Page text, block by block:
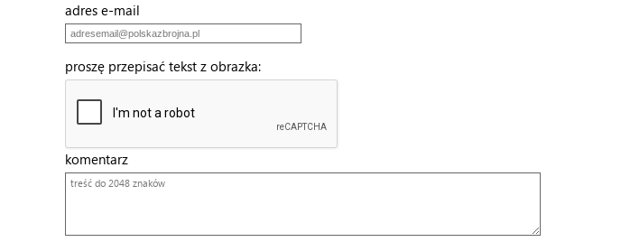
adres e-mail
proszę przepisać tekst z obrazka:
komentarz